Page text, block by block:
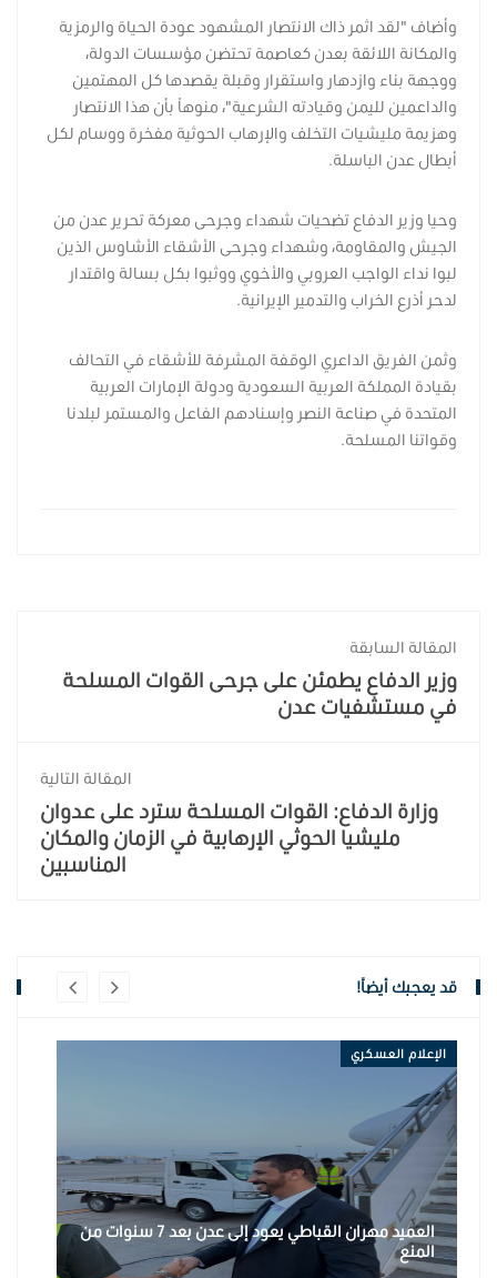
وأضاف "لقد اثمر ذاك الانتصار المشهود عودة الحياة والرمزية
والمكانة اللائقة بعدن كعاصمة تحتضن مؤسسات الدولة،
ووجهة بناء وازدهار واستقرار وقبلة يقصدها كل المهتمين
والداعمين لليمن وقيادته الشرعية"، منوهاً بأن هذا الانتصار
وهزيمة مليشيات التخلف والإرهاب الحوثية مفخرة ووسام لكل
أبطال عدن الباسلة.
وحيا وزير الدفاع تضحيات شهداء وجرحى معركة تحرير عدن من
الجيش والمقاومة، وشهداء وجرحى الأشقاء الأشاوس الذين
لبوا نداء الواجب العروبي والأخوي ووثبوا بكل بسالة واقتدار
لدحر أذرع الخراب والتدمير الإيرانية.
وثمن الفريق الداعري الوقفة المشرفة للأشقاء في التحالف
بقيادة المملكة العربية السعودية ودولة الإمارات العربية
المتحدة في صناعة النصر وإسنادهم الفاعل والمستمر لبلدنا
وقواتنا المسلحة.
المقالة السابقة
وزير الدفاع يطمئن على جرحى القوات المسلحة
في مستشفيات عدن
المقالة التالية
وزارة الدفاع: القوات المسلحة سترد على عدوان
مليشيا الحوثي الإرهابية في الزمان والمكان
المناسبين
قد يعجبك أيضاً!
الإعلام العسكري
العميد مهران القباطي يعود إلى عدن بعد 7 سنوات من
المنع